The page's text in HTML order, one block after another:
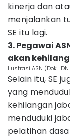
kinerja dan
menjalankan
SE itu lagi.
3. Pegawai
akan
Ilustrasi ASN (Dok.
Selain itu, SE
yang
kehilangan
menduduki
pelatihan